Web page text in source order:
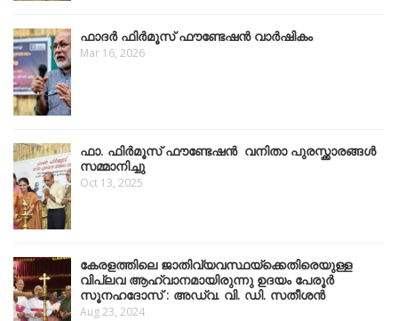
ഫാദർ ഫിർമൂസ് ഫൗണ്ടേഷൻ വാർഷികം
Mar 16, 2026
ഫാ. ഫിർമൂസ് ഫൗണ്ടേഷൻ വനിതാ പുരസ്ക്കാരങ്ങൾ
സമ്മാനിച്ചു
Oct 13, 2025
കേരളത്തിലെ ജാതിവ്യവസ്ഥയ്ക്കെതിരെയുള്ള
വിപ്ലവ ആഹ്വാനമായിരുന്നു ഉദയം പേരൂർ
സൂനഹദോസ് : അഡ്വ. വി. ഡി. സതീശൻ
Aug 23, 2024